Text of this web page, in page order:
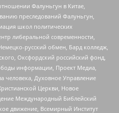
Фалуньгун в Китае,
преследований Фалуньгун,
школ политических
либеральной современности,
русский обмен, Бард колледж,
Оксфордский российский фонд,
информации, Проект Медиа,
человека, Духовное Управление
Церкви, Новое
Международный Библейский
движение, Всемирный Институт